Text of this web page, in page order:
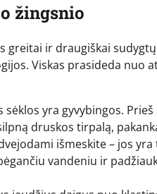
žingsnio
greitai ir draugiškai
Viskas prasideda nuo
sėklos yra gyvybingos.
druskos tirpalą,
išmeskite – jos
vandeniu ir